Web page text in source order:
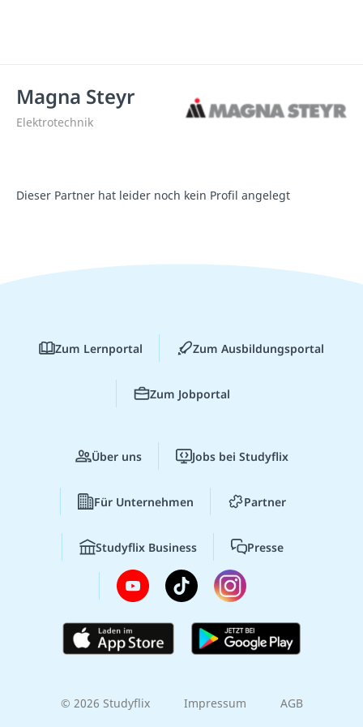
Magna Steyr
Elektrotechnik
Dieser Partner hat leider noch kein Profil angelegt
Zum Lernportal Zum Ausbildungsportal
Zum Jobportal
Über uns Jobs bei Studyflix
Für Unternehmen Partner
Studyflix Business Presse
© 2026 Studyflix Impressum AGB